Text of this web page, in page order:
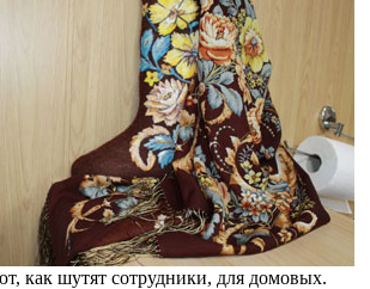
как шутят сотрудники, для домовых.